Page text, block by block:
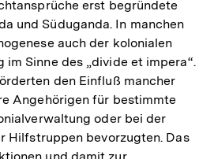
erst begründete
und Süduganda. In manchen
auch der kolonialen
Sinne des „divide et impera“.
den Einfluß mancher
Angehörigen für bestimmte
oder bei der
Hilfstruppen bevorzugten. Das
und damit zur